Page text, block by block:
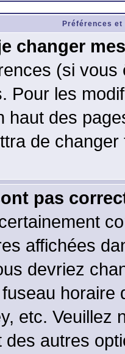
Préférences
changer
(si
Pour les
haut des
de
pas
affichées
devriez
etc. Veuillez
des autres